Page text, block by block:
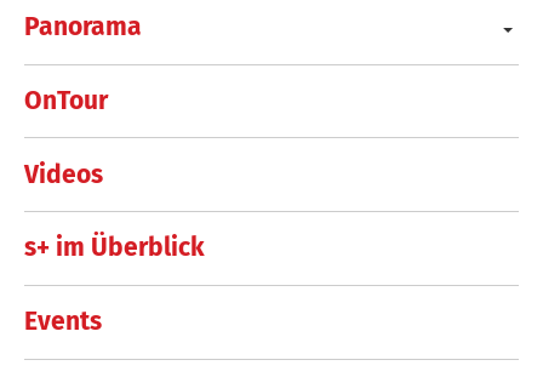
Panorama
OnTour
Videos
s+ im Überblick
Events